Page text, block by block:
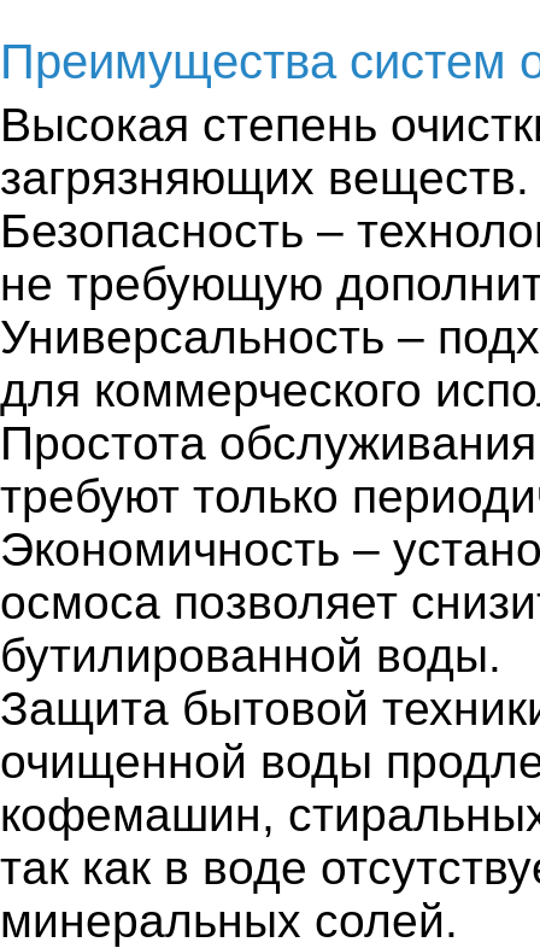
Преимущества систем
Высокая степень
загрязняющих веществ.
Безопасность –
не требующую
Универсальность –
для коммерческого
Простота
требуют только
Экономичность –
осмоса позволяет
бутилированной воды.
Защита бытовой
очищенной воды
кофемашин,
так как в воде
минеральных солей.